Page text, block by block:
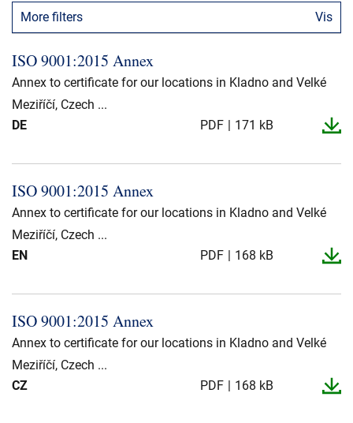
Nedlastinger
Presse og arrangementer
Om oss
More filters Vis
ISO 9001:2015 Annex
Annex to certificate for our locations in Kladno and Velké
Meziříčí, Czech ...
DE
PDF 171 kB
ISO 9001:2015 Annex
Annex to certificate for our locations in Kladno and Velké
Meziříčí, Czech ...
EN
PDF 168 kB
ISO 9001:2015 Annex
Annex to certificate for our locations in Kladno and Velké
Meziříčí, Czech ...
CZ
PDF 168 kB